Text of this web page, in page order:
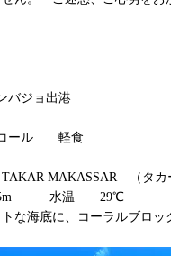
バジョ出港
コール 軽食
MAKASSAR （タカ
水温 29℃
な海底に、コーラルブロ